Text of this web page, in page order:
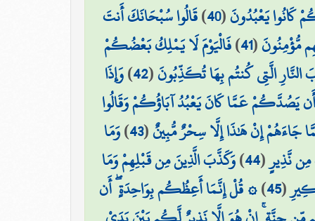
كَانُوا يَعْبُدُونَ(
40
)قَالُوا سُبْحَانَكَ أَنتَ
مُّؤْمِنُونَ(
41
)فَالْيَوْمَ لَا يَمْلِكُ بَعْضُكُمْ
الَّتِي كُنتُم بِهَا تُكَذِّبُونَ(
42
)وَإِذَا
أَن يَصُدَّكُمْ عَمَّا كَانَ يَعْبُدُ آبَاؤُكُمْ وَقَالُوا
جَاءَهُمْ إِنْ هَٰذَا إِلَّا سِحْرٌ مُّبِينٌ(
43
)وَمَا
نَّذِيرٍ(
44
)وَكَذَّبَ الَّذِينَ مِن قَبْلِهِمْ وَمَا
(
45
)۞ قُلْ إِنَّمَا أَعِظُكُم بِوَاحِدَةٍ ۖ أَن